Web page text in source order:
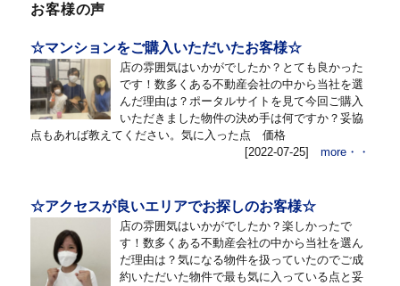
お客様の声
☆マンションをご購入いただいたお客様☆
店の雰囲気はいかがでしたか？とても良かった
です！数多くある不動産会社の中から当社を選
んだ理由は？ポータルサイトを見て今回ご購入
いただきました物件の決め手は何ですか？妥協
点もあれば教えてください。気に入った点 価格
[2022-07-25] more・・
☆アクセスが良いエリアでお探しのお客様☆
店の雰囲気はいかがでしたか？楽しかったで
す！数多くある不動産会社の中から当社を選ん
だ理由は？気になる物件を扱っていたのでご成
約いただいた物件で最も気に入っている点と妥